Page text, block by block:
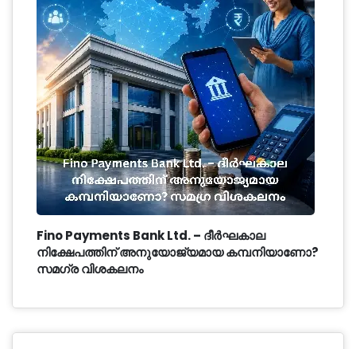
Fino Payments Bank Ltd. – ദീർഘകാല
നിക്ഷേപത്തിന് അനുയോജ്യമായ കമ്പനിയാണോ?
സമഗ്ര വിശകലനം